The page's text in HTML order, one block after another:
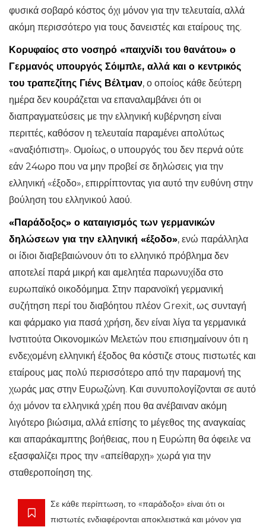
φυσικά σοβαρό κόστος όχι μόνον για την τελευταία, αλλά
ακόμη περισσότερο για τους δανειστές και εταίρους της.
Κορυφαίος στο νοσηρό «παιχνίδι του θανάτου» ο
Γερμανός υπουργός Σόιμπλε, αλλά και ο κεντρικός
του τραπεζίτης Γιένς Βέλτμαν, ο οποίος κάθε δεύτερη
ημέρα δεν κουράζεται να επαναλαμβάνει ότι οι
διαπραγματεύσεις με την ελληνική κυβέρνηση είναι
περιττές, καθόσον η τελευταία παραμένει απολύτως
«αναξιόπιστη». Ομοίως, ο υπουργός του δεν περνά ούτε
εάν 24ωρο που να μην προβεί σε δηλώσεις για την
ελληνική «έξοδο», επιρρίπτοντας για αυτό την ευθύνη στην
βούληση του ελληνικού λαού.
«Παράδοξος» ο καταιγισμός των γερμανικών
δηλώσεων για την ελληνική «έξοδο», ενώ παράλληλα
οι ίδιοι διαβεβαιώνουν ότι το ελληνικό πρόβλημα δεν
αποτελεί παρά μικρή και αμελητέα παρωνυχίδα στο
ευρωπαϊκό οικοδόμημα. Στην παρανοϊκή γερμανική
συζήτηση περί του διαβόητου πλέον Grexit, ως συνταγή
και φάρμακο για πασά χρήση, δεν είναι λίγα τα γερμανικά
Ινστιτούτα Οικονομικών Μελετών που επισημαίνουν ότι η
ενδεχομένη ελληνική έξοδος θα κόστιζε στους πιστωτές και
εταίρους μας πολύ περισσότερο από την παραμονή της
χωράς μας στην Ευρωζώνη. Και συνυπολογίζονται σε αυτό
όχι μόνον τα ελληνικά χρέη που θα ανέβαιναν ακόμη
λιγότερο βιώσιμα, αλλά επίσης το μέγεθος της αναγκαίας
και απαράκαμπτης βοήθειας, που η Ευρώπη θα όφειλε να
εξασφαλίζει προς την «απείθαρχη» χωρά για την
σταθεροποίηση της.
Σε κάθε περίπτωση, το «παράδοξο» είναι ότι οι
πιστωτές ενδιαφέρονται αποκλειστικά και μόνον για